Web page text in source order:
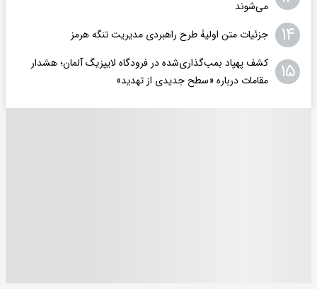
می‌شوند
۱۴ جزئیات متن اولیۀ طرح راهبردی مدیریت تنگه هرمز
۱۵
کشف پهپاد بمب‌گذاری‌شده در فرودگاه لایپزیگ آلمان؛ هشدار
مقامات درباره «سطح جدیدی از تهدید»